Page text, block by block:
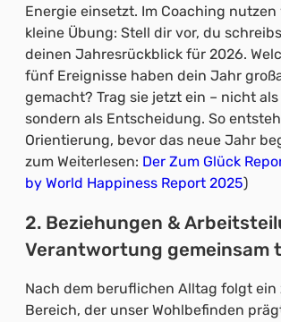
Energie einsetzt. Im Coaching
kleine Übung: Stell dir vor, du
deinen Jahresrückblick für 2026.
fünf Ereignisse haben dein Jahr
gemacht? Trag sie jetzt ein – nicht als
sondern als Entscheidung. So
Orientierung, bevor das neue Jahr
zum Weiterlesen: Der Zum Glück
by World Happiness Report 2025)
2. Beziehungen &
Verantwortung gemeinsam
Nach dem beruflichen Alltag folgt ein
Bereich, der unser Wohlbefinden